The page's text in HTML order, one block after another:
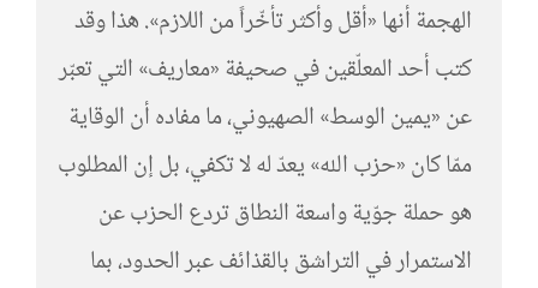
الهجمة أنها «أقل وأكثر تأخّراً من اللازم». هذا وقد
كتب أحد المعلّقين في صحيفة «معاريف» التي تعبّر
عن «يمين الوسط» الصهيوني، ما مفاده أن الوقاية
ممّا كان «حزب الله» يعدّ له لا تكفي، بل إن المطلوب
هو حملة جوّية واسعة النطاق تردع الحزب عن
الاستمرار في التراشق بالقذائف عبر الحدود، بما